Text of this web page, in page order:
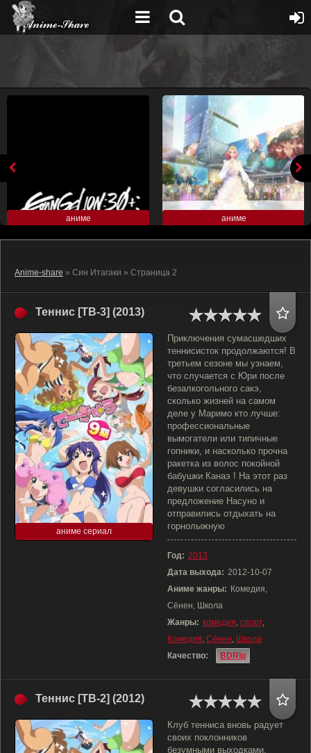
аниме аниме
Anime-share » Син Итагаки » Страница 2
Теннис [ТВ-3] (2013)
аниме сериал
Приключения сумасшедших
теннисисток продолжаются! В
третьем сезоне мы узнаем,
что случается с Юри после
безалкогольного сакэ,
сколько жизней на самом
деле у Маримо кто лучше:
профессиональные
вымогатели или типичные
гопники, и насколько прочна
ракетка из волос покойной
бабушки Канаэ ! На этот раз
девушки согласились на
предложение Насуно и
отправились отдыхать на
горнолыжную
Год: 2013
Дата выхода: 2012-10-07
Аниме жанры: Комедия,
Сёнен, Школа
Жанры: комедия, спорт,
Комедия, Сёнен, Школа
Качество:
BDRip
Теннис [ТВ-2] (2012)
Клуб тенниса вновь радует
своих поклонников
безумными выходками,